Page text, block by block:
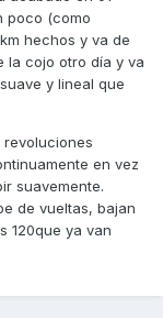
poco (como
hechos y va de
la cojo otro día y va
y lineal que
en vez
suavemente.
de vueltas, bajan
120que ya van